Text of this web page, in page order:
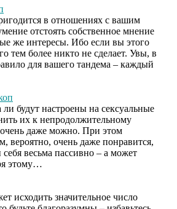
в отношениях с вашим
отстоять собственное мнение
же интересы. Ибо если вы этого
тем более никто не сделает. Увы, в
для вашего тандема – каждый
ли будут настроены на сексуальные
их к непродолжительному
даже можно. При этом
вероятно, очень даже понравится,
себя весьма пассивно – а может
этому…
исходить значительное число